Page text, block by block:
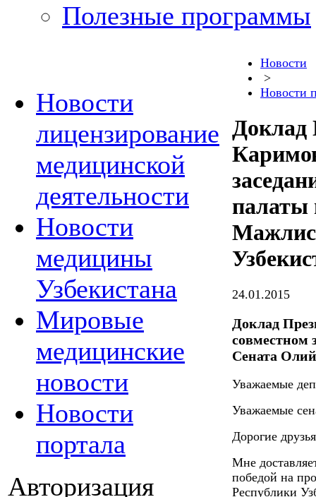
Полезные программы
Новости
лицензирование
медицинской
деятельности
Новости
медицины
Узбекистана
Мировые
медицинские
новости
Новости
портала
Авторизация
Новости
>
Новости
Доклад
палаты
24.01.2015
Доклад
совместном
Сената
Уважаемые
Уважаемые
Дорогие
Мне
победой на
Республики